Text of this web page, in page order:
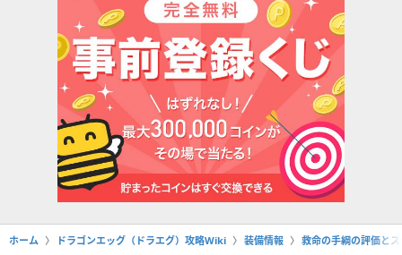
ホーム ドラゴンエッグ（ドラエグ）攻略Wiki 装備情報 救命の手綱の評価と